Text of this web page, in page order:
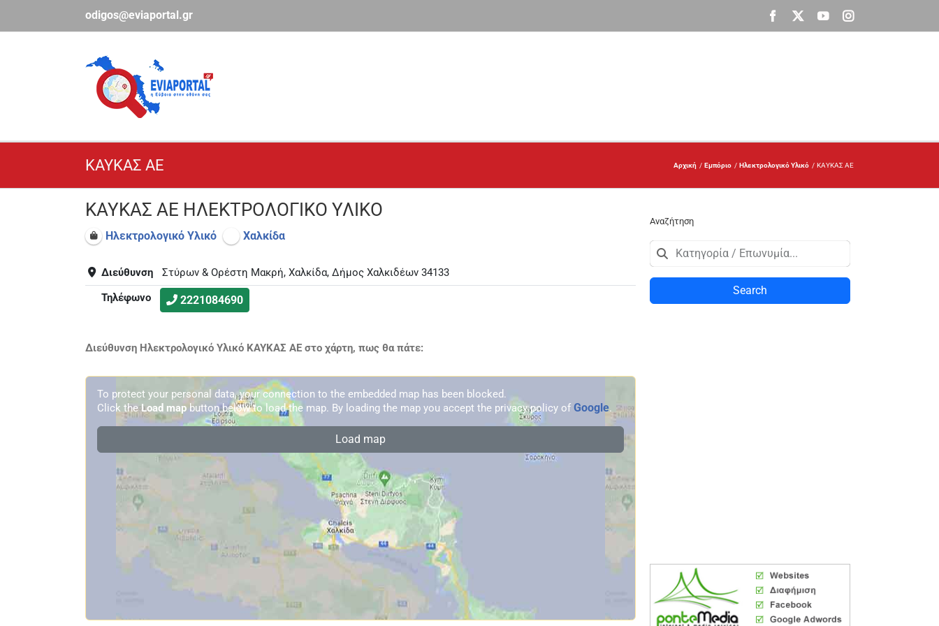
περιεχόμενο
odigos@eviaportal.gr Facebook
X YouTubeInstagram
ΚΑΥΚΑΣ ΑΕ Αρχική Εμπόριο Ηλεκτρολογικό Υλικό ΚΑΥΚΑΣ ΑΕ
ΚΑΥΚΑΣ ΑΕ ΗΛΕΚΤΡΟΛΟΓΙΚΟ ΥΛΙΚΟ
Ηλεκτρολογικό Υλικό Χαλκίδα
Διεύθυνση
Στύρων & Ορέστη Μακρή, Χαλκίδα, Δήμος Χαλκιδέων 34133
Τηλέφωνο
2221084690
Διεύθυνση Ηλεκτρολογικό Υλικό ΚΑΥΚΑΣ ΑΕ στο χάρτη, πως θα πάτε:
To protect your personal data, your connection to the embedded map has been blocked.
Click the Load mapbutton below to load the map. By loading the map you accept the privacy policy of Google.
Load map
Αναζήτηση
Search